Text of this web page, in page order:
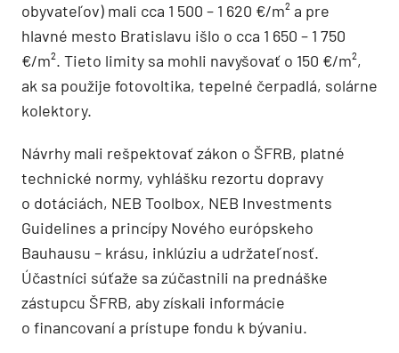
obyvateľov) mali cca 1 500 – 1 620 €/m² a pre
hlavné mesto Bratislavu išlo o cca 1 650 – 1 750
€/m². Tieto limity sa mohli navyšovať o 150 €/m²,
ak sa použije fotovoltika, tepelné čerpadlá, solárne
kolektory.
Návrhy mali rešpektovať zákon o ŠFRB, platné
technické normy, vyhlášku rezortu dopravy
o dotáciách, NEB Toolbox, NEB Investments
Guidelines a princípy Nového európskeho
Bauhausu – krásu, inklúziu a udržateľnosť.
Účastníci súťaže sa zúčastnili na prednáške
zástupcu ŠFRB, aby získali informácie
o financovaní a prístupe fondu k bývaniu.